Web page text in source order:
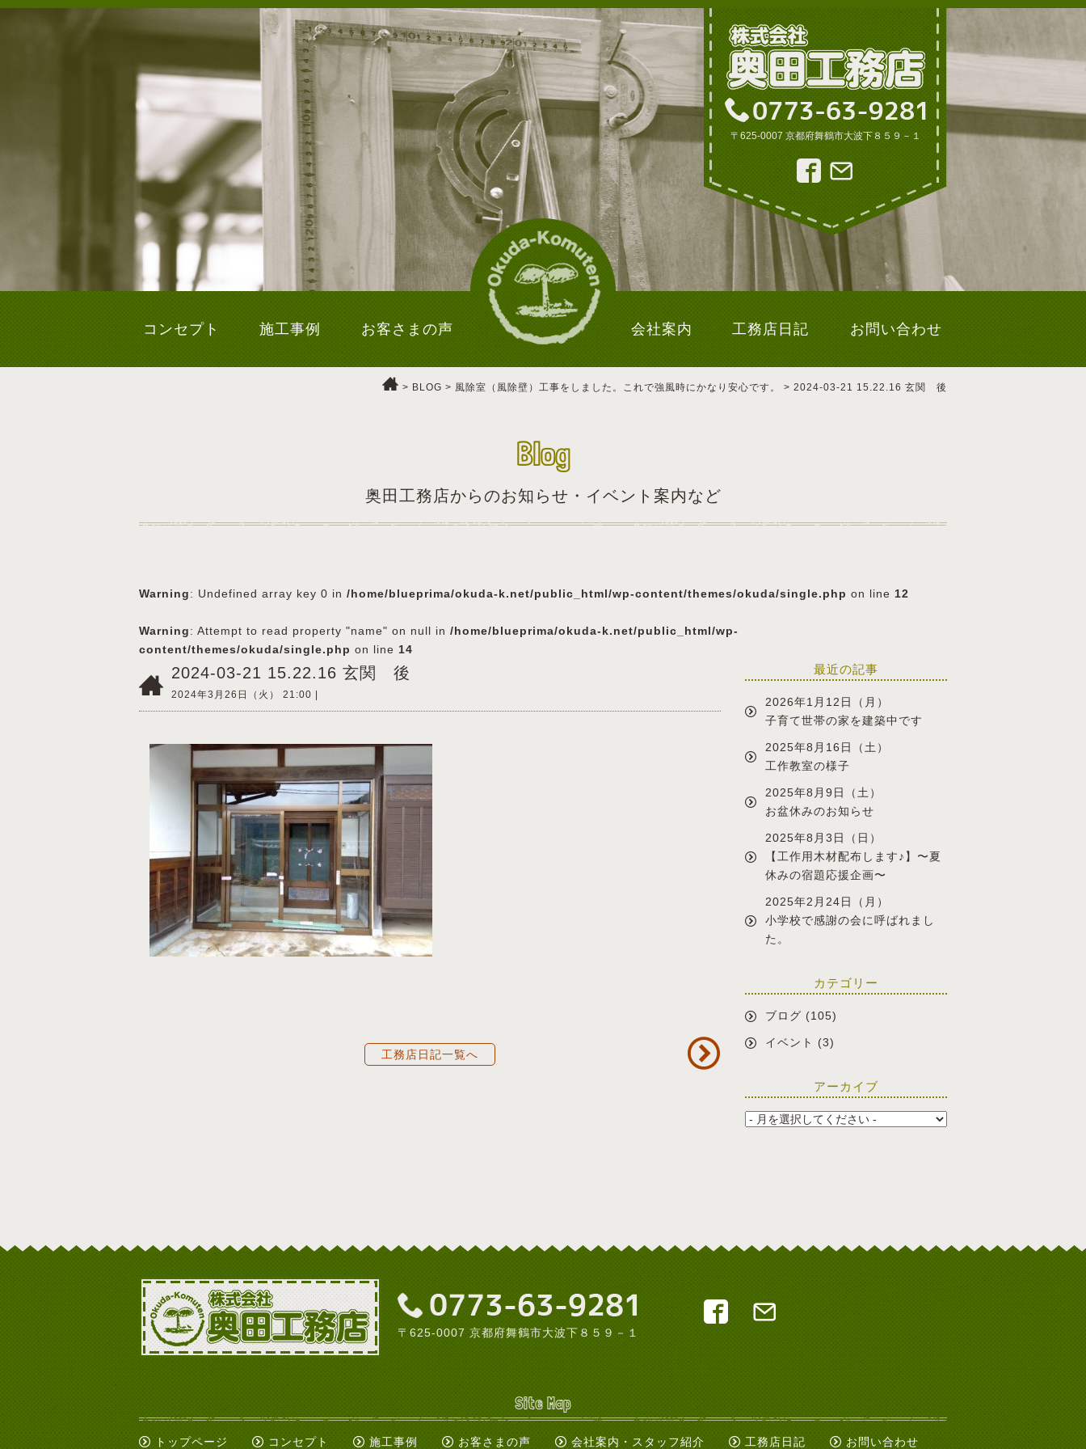
〒625-0007 京都府舞鶴市大波下８５９－１
コンセプト 施工事例 お客さまの声 会社案内 工務店日記 お問い合わせ
> BLOG > 風除室（風除壁）工事をしました。これで強風時にかなり安心です。 > 2024-03-21 15.22.16 玄関 後
Blog
奥田工務店からのお知らせ・イベント案内など
Warning: Undefined array key 0 in /home/blueprima/okuda-k.net/public_html/wp-content/themes/okuda/single.php on line 12
Warning: Attempt to read property "name" on null in /home/blueprima/okuda-k.net/public_html/wp-
content/themes/okuda/single.php on line 14
2024-03-21 15.22.16 玄関 後
2024年3月26日（火） 21:00 |
工務店日記一覧へ
最近の記事
2026年1月12日（月）
子育て世帯の家を建築中です
2025年8月16日（土）
工作教室の様子
2025年8月9日（土）
お盆休みのお知らせ
2025年8月3日（日）
【工作用木材配布します♪】〜夏
休みの宿題応援企画〜
2025年2月24日（月）
小学校で感謝の会に呼ばれまし
た。
カテゴリー
ブログ (105)
イベント (3)
アーカイブ
〒625-0007 京都府舞鶴市大波下８５９－１
Site Map
トップページ コンセプト 施工事例 お客さまの声 会社案内・スタッフ紹介 工務店日記 お問い合わせ